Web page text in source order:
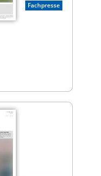
Fachpresse